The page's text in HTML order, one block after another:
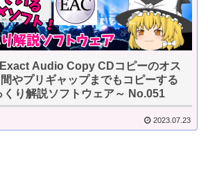
Exact Audio Copy CDコピーのオス
やプリギャップまでもコピーする
くり解説ソフトウェア～ No.051
2023.07.23